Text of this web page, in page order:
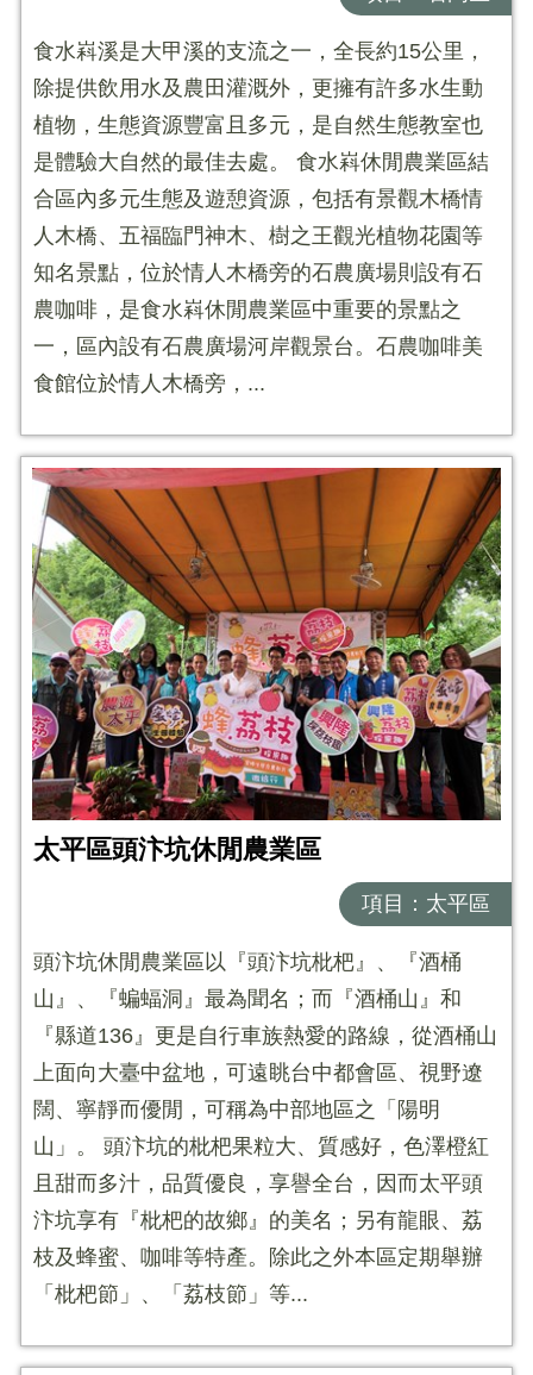
食水嵙溪是大甲溪的支流之一，全長約15公里，
除提供飲用水及農田灌溉外，更擁有許多水生動
植物，生態資源豐富且多元，是自然生態教室也
是體驗大自然的最佳去處。 食水嵙休閒農業區結
合區內多元生態及遊憩資源，包括有景觀木橋情
人木橋、五福臨門神木、樹之王觀光植物花園等
知名景點，位於情人木橋旁的石農廣場則設有石
農咖啡，是食水嵙休閒農業區中重要的景點之
一，區內設有石農廣場河岸觀景台。石農咖啡美
食館位於情人木橋旁，...
太平區頭汴坑休閒農業區
項目：太平區
頭汴坑休閒農業區以『頭汴坑枇杷』、『酒桶
山』、『蝙蝠洞』最為聞名；而『酒桶山』和
『縣道136』更是自行車族熱愛的路線，從酒桶山
上面向大臺中盆地，可遠眺台中都會區、視野遼
闊、寧靜而優閒，可稱為中部地區之「陽明
山」。 頭汴坑的枇杷果粒大、質感好，色澤橙紅
且甜而多汁，品質優良，享譽全台，因而太平頭
汴坑享有『枇杷的故鄉』的美名；另有龍眼、荔
枝及蜂蜜、咖啡等特產。除此之外本區定期舉辦
「枇杷節」、「荔枝節」等...